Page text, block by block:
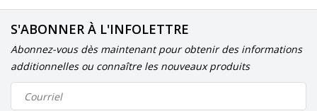
S'ABONNER À L'INFOLETTRE
Abonnez-vous dès maintenant pour obtenir des informations
additionnelles ou connaître les nouveaux produits